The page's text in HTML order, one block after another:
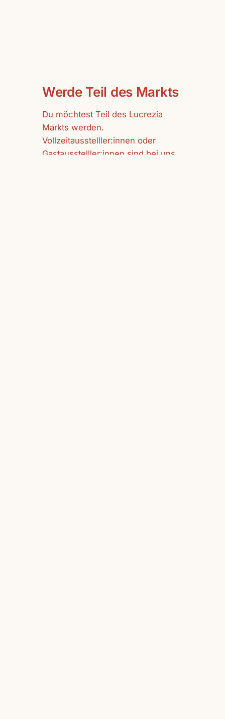
Werde Teil des Markts
Du möchtest Teil des Lucrezia
Markts werden.
Vollzeitausstelller:innen oder
Gastausstelller:innen sind bei uns